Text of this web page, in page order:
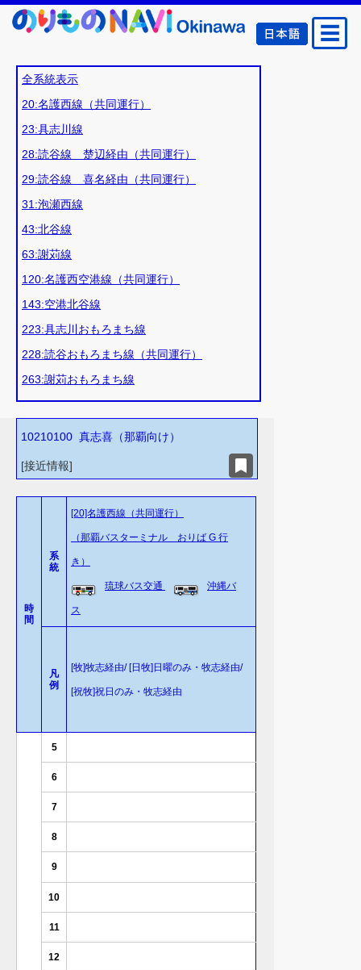
全系統表示
20:名護西線（共同運行）
23:具志川線
28:読谷線 楚辺経由（共同運行）
29:読谷線 喜名経由（共同運行）
31:泡瀬西線
43:北谷線
63:謝苅線
120:名護西空港線（共同運行）
143:空港北谷線
223:具志川おもろまち線
228:読谷おもろまち線（共同運行）
263:謝苅おもろまち線
10210100 真志喜（那覇向け）
[接近情報]
時
間
系
統
[20]名護西線（共同運行）
（那覇バスターミナル おりば G 行
き）
琉球バス交通 沖縄バ
ス
凡
例
[牧]牧志経由/ [日牧]日曜のみ・牧志経由/
[祝牧]祝日のみ・牧志経由
5
6
7
8
9
10
11
12